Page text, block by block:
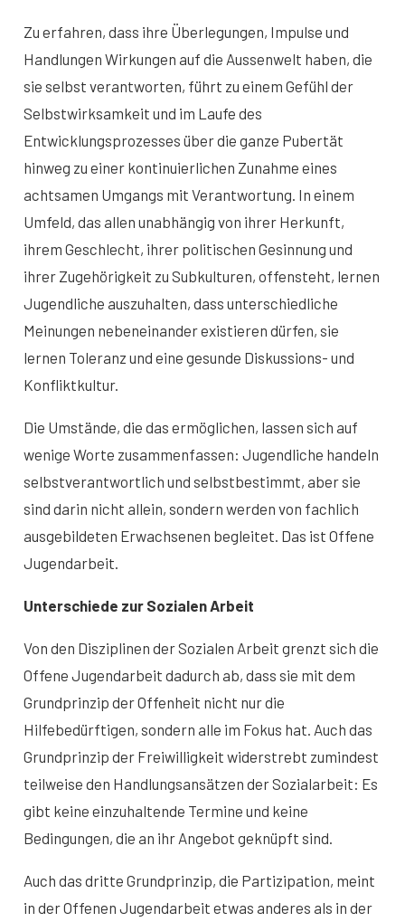
Zu erfahren, dass ihre Überlegungen, Impulse und
Handlungen Wirkungen auf die Aussenwelt haben, die
sie selbst verantworten, führt zu einem Gefühl der
Selbstwirksamkeit und im Laufe des
Entwicklungsprozesses über die ganze Pubertät
hinweg zu einer kontinuierlichen Zunahme eines
achtsamen Umgangs mit Verantwortung. In einem
Umfeld, das allen unabhängig von ihrer Herkunft,
ihrem Geschlecht, ihrer politischen Gesinnung und
ihrer Zugehörigkeit zu Subkulturen, offensteht, lernen
Jugendliche auszuhalten, dass unterschiedliche
Meinungen nebeneinander existieren dürfen, sie
lernen Toleranz und eine gesunde Diskussions- und
Konfliktkultur.
Die Umstände, die das ermöglichen, lassen sich auf
wenige Worte zusammenfassen: Jugendliche handeln
selbstverantwortlich und selbstbestimmt, aber sie
sind darin nicht allein, sondern werden von fachlich
ausgebildeten Erwachsenen begleitet. Das ist Offene
Jugendarbeit.
Unterschiede zur Sozialen Arbeit
Von den Disziplinen der Sozialen Arbeit grenzt sich die
Offene Jugendarbeit dadurch ab, dass sie mit dem
Grundprinzip der Offenheit nicht nur die
Hilfebedürftigen, sondern alle im Fokus hat. Auch das
Grundprinzip der Freiwilligkeit widerstrebt zumindest
teilweise den Handlungsansätzen der Sozialarbeit: Es
gibt keine einzuhaltende Termine und keine
Bedingungen, die an ihr Angebot geknüpft sind.
Auch das dritte Grundprinzip, die Partizipation, meint
in der Offenen Jugendarbeit etwas anderes als in der